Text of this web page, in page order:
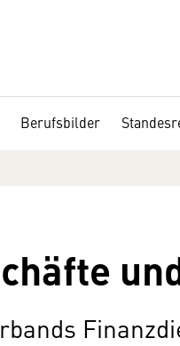
Berufsbilder